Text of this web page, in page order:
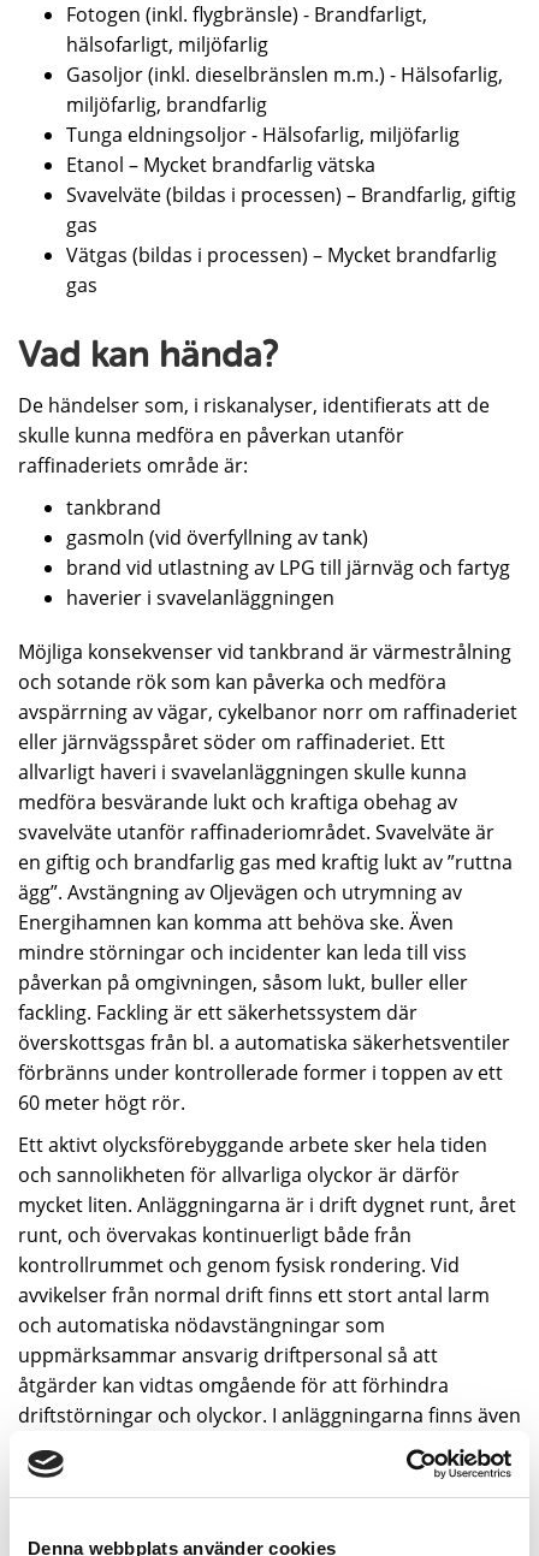
Denna webbplats använder cookies
Fotogen (inkl. flygbränsle) - Brandfarligt,
hälsofarligt, miljöfarlig
Gasoljor (inkl. dieselbränslen m.m.) - Hälsofarlig,
miljöfarlig, brandfarlig
Tunga eldningsoljor - Hälsofarlig, miljöfarlig
Etanol – Mycket brandfarlig vätska
Svavelväte (bildas i processen) – Brandfarlig, giftig
gas
Vätgas (bildas i processen) – Mycket brandfarlig
gas
Vad kan hända?
De händelser som, i riskanalyser, identifierats att de
skulle kunna medföra en påverkan utanför
raffinaderiets område är:
tankbrand
gasmoln (vid överfyllning av tank)
brand vid utlastning av LPG till järnväg och fartyg
haverier i svavelanläggningen
Möjliga konsekvenser vid tankbrand är värmestrålning
och sotande rök som kan påverka och medföra
avspärrning av vägar, cykelbanor norr om raffinaderiet
eller järnvägsspåret söder om raffinaderiet. Ett
allvarligt haveri i svavelanläggningen skulle kunna
medföra besvärande lukt och kraftiga obehag av
svavelväte utanför raffinaderiområdet. Svavelväte är
en giftig och brandfarlig gas med kraftig lukt av ”ruttna
ägg”. Avstängning av Oljevägen och utrymning av
Energihamnen kan komma att behöva ske. Även
mindre störningar och incidenter kan leda till viss
påverkan på omgivningen, såsom lukt, buller eller
fackling. Fackling är ett säkerhetssystem där
överskottsgas från bl. a automatiska säkerhetsventiler
förbränns under kontrollerade former i toppen av ett
60 meter högt rör.
Ett aktivt olycksförebyggande arbete sker hela tiden
och sannolikheten för allvarliga olyckor är därför
mycket liten. Anläggningarna är i drift dygnet runt, året
runt, och övervakas kontinuerligt både från
kontrollrummet och genom fysisk rondering. Vid
avvikelser från normal drift finns ett stort antal larm
och automatiska nödavstängningar som
uppmärksammar ansvarig driftpersonal så att
åtgärder kan vidtas omgående för att förhindra
driftstörningar och olyckor. I anläggningarna finns även
utrustning för detektion och larm av gaser och brand
för att snabbt kunna upptäcka och åtgärda avvikelser.
Samtliga tankar är utrustade med dubbla
överfyllnadslarm vilket gör risken för överfyllning